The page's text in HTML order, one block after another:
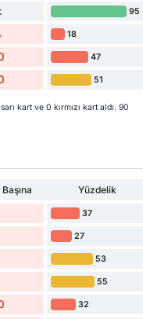
95
18
47
51
kart ve 0 kırmızı kart aldı. 90
Yüzdelik
37
27
53
55
32